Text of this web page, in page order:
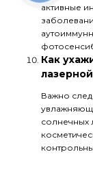
активные
Как
Важно
солнечных